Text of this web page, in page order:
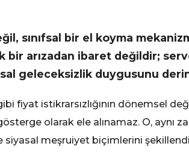
sınıfsal bir el koyma
arızadan ibaret değildir;
geleceksizlik duygusunu
fiyat istikrarsızlığının dönemsel
olarak ele alınamaz. O, aynı
siyasal meşruiyet biçimlerini